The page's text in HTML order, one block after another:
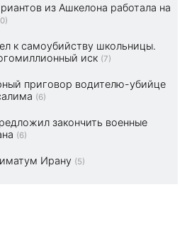
из Ашкелона работала на
к самоубийству школьницы.
иск (7)
приговор водителю-убийце
(6)
закончить военные
(6)
Ирану (5)